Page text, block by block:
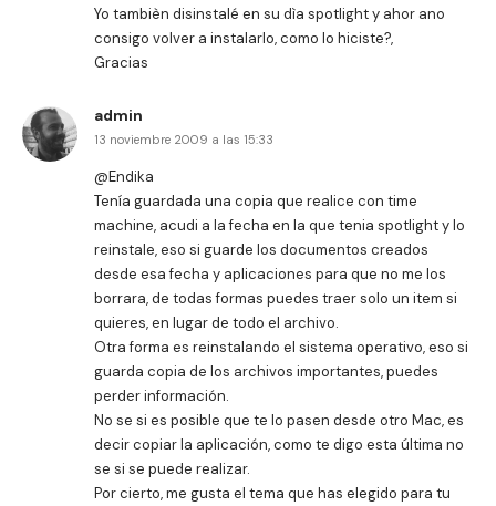
Yo tambièn disinstalé en su dìa spotlight y ahor ano
consigo volver a instalarlo, como lo hiciste?,
Gracias
admin
13 noviembre 2009 a las 15:33
@Endika
Tenía guardada una copia que realice con time
machine, acudi a la fecha en la que tenia spotlight y lo
reinstale, eso si guarde los documentos creados
desde esa fecha y aplicaciones para que no me los
borrara, de todas formas puedes traer solo un item si
quieres, en lugar de todo el archivo.
Otra forma es reinstalando el sistema operativo, eso si
guarda copia de los archivos importantes, puedes
perder información.
No se si es posible que te lo pasen desde otro Mac, es
decir copiar la aplicación, como te digo esta última no
se si se puede realizar.
Por cierto, me gusta el tema que has elegido para tu